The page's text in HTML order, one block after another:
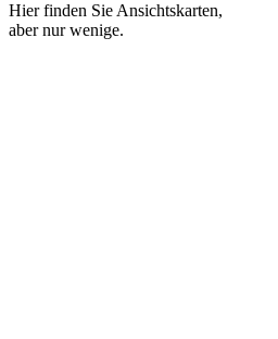
Hier finden Sie Ansichtskarten,
aber nur wenige.